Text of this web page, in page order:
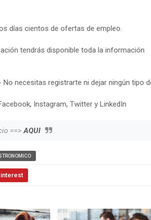
días cientos de ofertas de empleo.
tendrás disponible toda la información
No necesitas registrarte ni dejar ningún tipo
Instagram, Twitter y LinkedIn
==>AQUI